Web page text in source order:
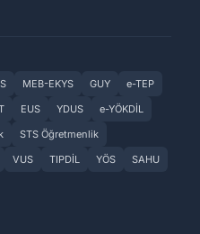
MEB-EKYS GUY
e-TEP
EUS YDUS
e-YÖKDİL
STS Öğretmenlik
VUS TIPDİL YÖS SAHU